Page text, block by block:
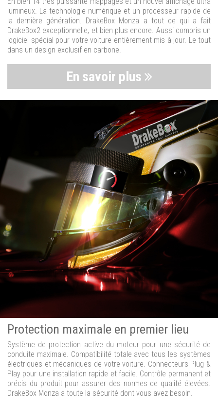
lumineux. La technologie numérique et un processeur rapide de
la dernière génération. DrakeBox Monza a tout ce qui a fait
DrakeBox2 exceptionnelle, et bien plus encore. Aussi compris un
logiciel spécial pour votre voiture entièrement mis à jour. Le tout
dans un design exclusif en carbone.
En savoir plus
Protection maximale en premier lieu
Système de protection active du moteur pour une sécurité de
conduite maximale. Compatibilité totale avec tous les systèmes
électriques et mécaniques de votre voiture. Connecteurs Plug &
Play pour une installation rapide et facile. Contrôle permanent et
précis du produit pour assurer des normes de qualité élevées.
DrakeBox Monza a toute la sécurité dont vous avez besoin.